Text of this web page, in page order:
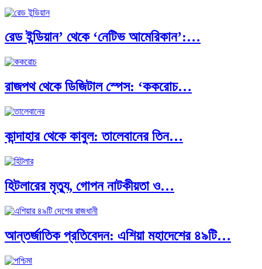
রেড ইন্ডিয়ান’ থেকে ‘নেটিভ আমেরিকান’:…
রাজপথ থেকে ডিজিটাল স্পেস: ‘ককরোচ…
কান্দাহার থেকে কাবুল: তালেবানের তিন…
হিটলারের মৃত্যু, গোপন নাটকীয়তা ও…
আন্তর্জাতিক প্রতিবেদন: এশিয়া মহাদেশের ৪৯টি…